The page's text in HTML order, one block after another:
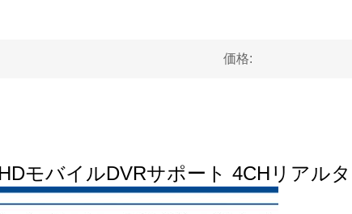
価格:
モバイルDVRサポート 4CHリアル